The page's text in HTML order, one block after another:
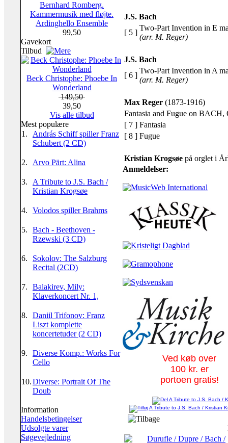
Bernhard Romberg.
Kammermusik med fløjte.
Ardinghello Ensemble
99,50
Gavekort
Tilbud
Beck Christophe: Phoebe In
Wonderland
149,50
39,50
Vis alle tilbud
Mest populære
1.
András Schiff spiller Franz
Schubert (2 CD)
2. Arvo Pärt: Alina
3.
A Tribute to J.S. Bach /
Kristian Krogsøe
4. Volodos spiller Brahms
5.
Bach - Beethoven -
Rzewski (3 CD)
6.
Sokolov: The Salzburg
Recital (2CD)
7.
Balakirev, Mily:
Klaverkoncert Nr. 1,
8.
Daniil Trifonov: Franz
Liszt komplette
koncertetuder (2 CD)
9.
Diverse Komp.: Works For
Cello
10.Diverse: Portrait Of The
Doub
Information
Handelsbetingelser
Udsolgte varer
Søgevejledning
J.S. Bach
[ 5 ]
Two-Part Invention in E
(arr. M. Reger)
J.S. Bach
[ 6 ]
Two-Part Invention in A
(arr. M. Reger)
Max Reger (1873-1916)
Fantasia and Fugue on BACH,
[ 7 ] Fantasia
[ 8 ] Fugue
Kristian Krogsøe på orglet i
Anmeldelser:
Ved køb over
100 kr. er
portoen gratis!